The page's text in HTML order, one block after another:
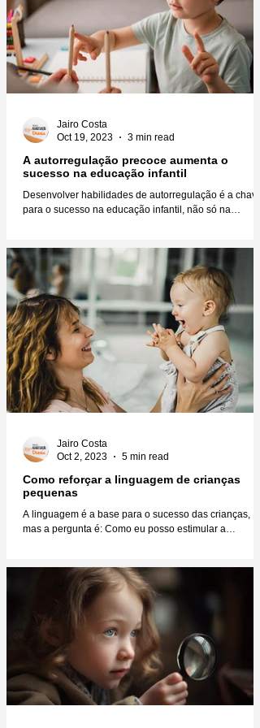
A autorregulação precoce aumenta o
sucesso na educação infantil
Desenvolver habilidades de autorregulação é a chave
para o sucesso na educação infantil, não só na
Jairo Costa
Oct 19, 2023
3 min read
Como reforçar a linguagem de crianças
pequenas
A linguagem é a base para o sucesso das crianças,
mas a pergunta é: Como eu posso estimular a
Jairo Costa
Oct 2, 2023
5 min read